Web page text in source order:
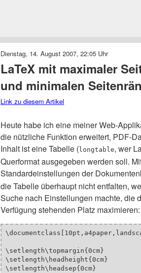
Dienstag, 14. August 2007, 22:05 Uhr
LaTeX mit maximaler
und minimalen
Link zu diesem Artikel
Heute habe ich eine meiner Web-
die nützliche Funktion erweitert, PDF-
Inhalt ist eine Tabelle ( longtable, wer
Querformat ausgegeben werden soll.
Standardeinstellungen der
die Tabelle überhaupt nicht entfalten,
Suche nach Einstellungen machte, die
Verfügung stehenden Platz maximieren:
\setlength\topmargin{0cm}
\setlength\headheight{0cm}
\setlength\headsep{0cm}